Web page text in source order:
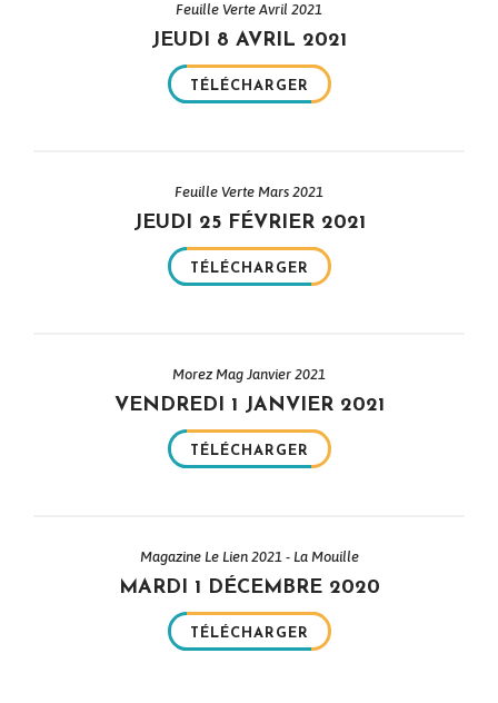
Feuille Verte Avril 2021
JEUDI 8 AVRIL 2021
TÉLÉCHARGER
Feuille Verte Mars 2021
JEUDI 25 FÉVRIER 2021
TÉLÉCHARGER
Morez Mag Janvier 2021
VENDREDI 1 JANVIER 2021
TÉLÉCHARGER
Magazine Le Lien 2021 - La Mouille
MARDI 1 DÉCEMBRE 2020
TÉLÉCHARGER